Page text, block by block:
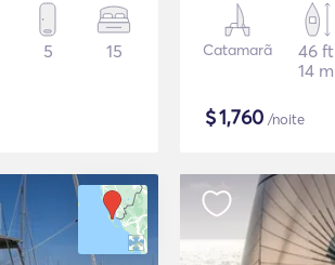
5 15 Catamarã
46 ft
14 m
$1,760 /noite